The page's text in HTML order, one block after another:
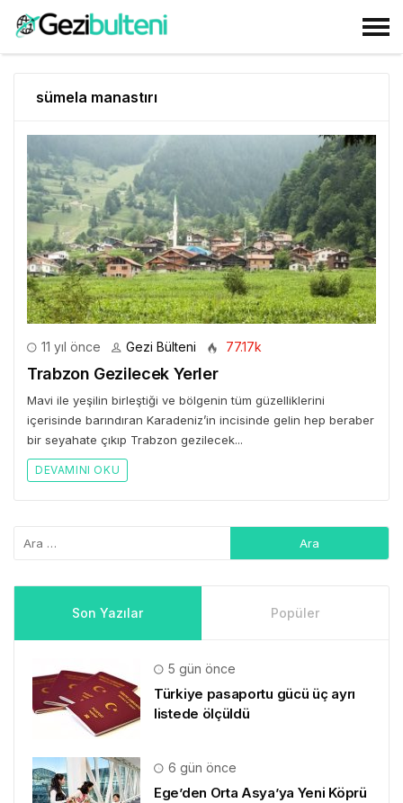
sümela manastırı
11 yıl önce Gezi Bülteni 77.17k
Trabzon Gezilecek Yerler
Mavi ile yeşilin birleştiği ve bölgenin tüm güzelliklerini
içerisinde barındıran Karadeniz’in incisinde gelin hep beraber
bir seyahate çıkıp Trabzon gezilecek...
DEVAMINI OKU
Son Yazılar Popüler
5 gün önce
Türkiye pasaportu gücü üç ayrı
listede ölçüldü
6 gün önce
Ege’den Orta Asya’ya Yeni Köprü